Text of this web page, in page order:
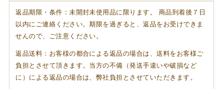
返品期限・条件：未開封未使用品に限ります。 商品到着後７日
以内にご連絡ください。期限を過ぎると、返品をお受けできま
せんので、ご注意ください。
返品送料：お客様の都合による返品の場合は、送料をお客様ご
負担とさせて頂きます。当方の不備（発送手違いや破損など
に）による返品の場合は、弊社負担とさせていただきます。